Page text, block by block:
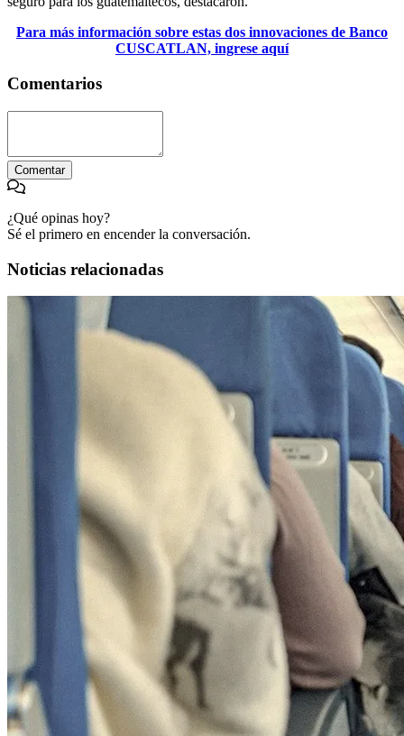
Para más información sobre estas dos innovaciones de Banco
CUSCATLAN, ingrese aquí
Comentarios
Comentar
¿Qué opinas hoy?
Sé el primero en encender la conversación.
Noticias relacionadas